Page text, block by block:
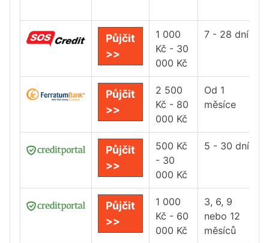
Půjčit
>>
1 000
Kč - 30
000 Kč
7 - 28 dní
Půjčit
>>
2 500
Kč - 80
000 Kč
Od 1
měsíce
Půjčit
>>
500 Kč
- 30
000 Kč
5 - 30 dní
Půjčit
>>
1 000
Kč - 60
000 Kč
3, 6, 9
nebo 12
měsíců